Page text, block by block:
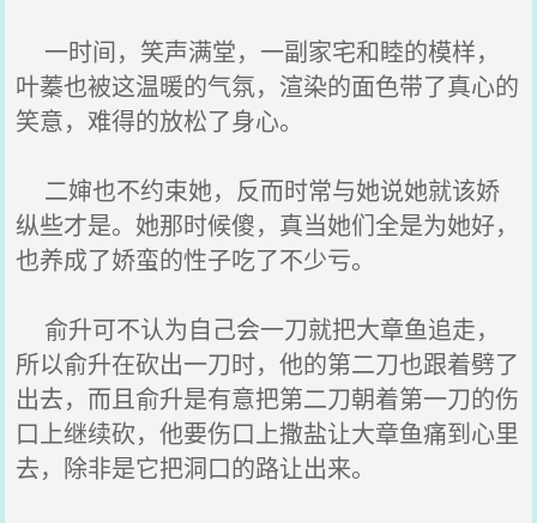
一时间，笑声满堂，一副家宅和睦的模样，
叶蓁也被这温暖的气氛，渲染的面色带了真心的
笑意，难得的放松了身心。
二婶也不约束她，反而时常与她说她就该娇
纵些才是。她那时候傻，真当她们全是为她好，
也养成了娇蛮的性子吃了不少亏。
俞升可不认为自己会一刀就把大章鱼追走，
所以俞升在砍出一刀时，他的第二刀也跟着劈了
出去，而且俞升是有意把第二刀朝着第一刀的伤
口上继续砍，他要伤口上撒盐让大章鱼痛到心里
去，除非是它把洞口的路让出来。